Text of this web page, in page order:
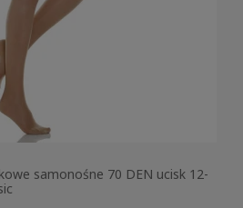
samonośne 70 DEN ucisk 12-